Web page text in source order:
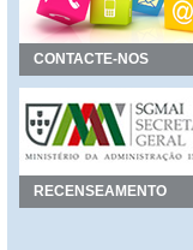
CONTACTE-NOS
RECENSEAMENTO